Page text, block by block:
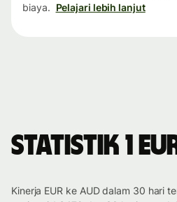
biaya. Pelajari lebih lanjut
Statistik 1
Kinerja EUR ke AUD dalam 30 hari